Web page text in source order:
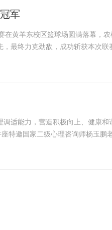
军
在黄羊东校区篮球场圆满落幕，
最终力克劲敌，成功斩获本次联
冠，不仅...
适能力，营造积极向上、健康和
特邀国家二级心理咨询师杨玉鹏
身生活中的真实案例为...